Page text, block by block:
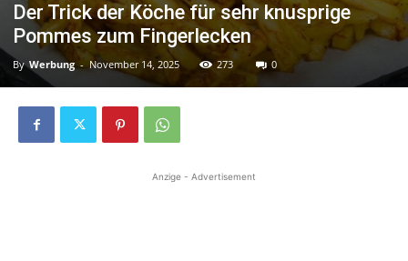
Der Trick der Köche für sehr knusprige
Pommes zum Fingerlecken
By Werbung - November 14, 2025 273 0
Anzige - Advertisement